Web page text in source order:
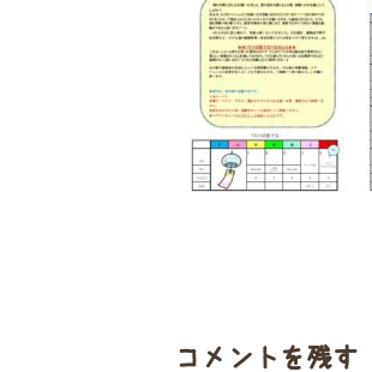
コメントを残す